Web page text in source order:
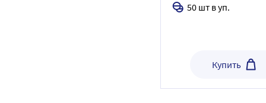
50 шт в уп.
Купить